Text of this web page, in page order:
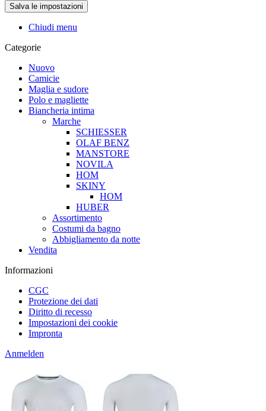
Chiudi menu
Categorie
Nuovo
Camicie
Maglia e sudore
Polo e magliette
Biancheria intima
Marche
SCHIESSER
OLAF BENZ
MANSTORE
NOVILA
HOM
SKINY
HOM
HUBER
Assortimento
Costumi da bagno
Abbigliamento da notte
Vendita
Informazioni
CGC
Protezione dei dati
Diritto di recesso
Impostazioni dei cookie
Impronta
Anmelden